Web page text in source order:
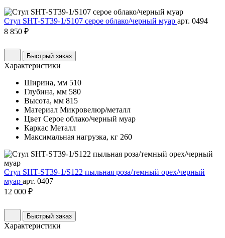
Стул SHT-ST39-1/S107 серое облако/черный муар арт. 0494
8 850 ₽
Быстрый заказ
Характеристики
Ширина, мм 510
Глубина, мм 580
Высота, мм 815
Материал Микровелюр/металл
Цвет Серое облако/черный муар
Каркас Металл
Максимальная нагрузка, кг 260
Стул SHT-ST39-1/S122 пыльная роза/темный орех/черный
муар арт. 0407
12 000 ₽
Быстрый заказ
Характеристики